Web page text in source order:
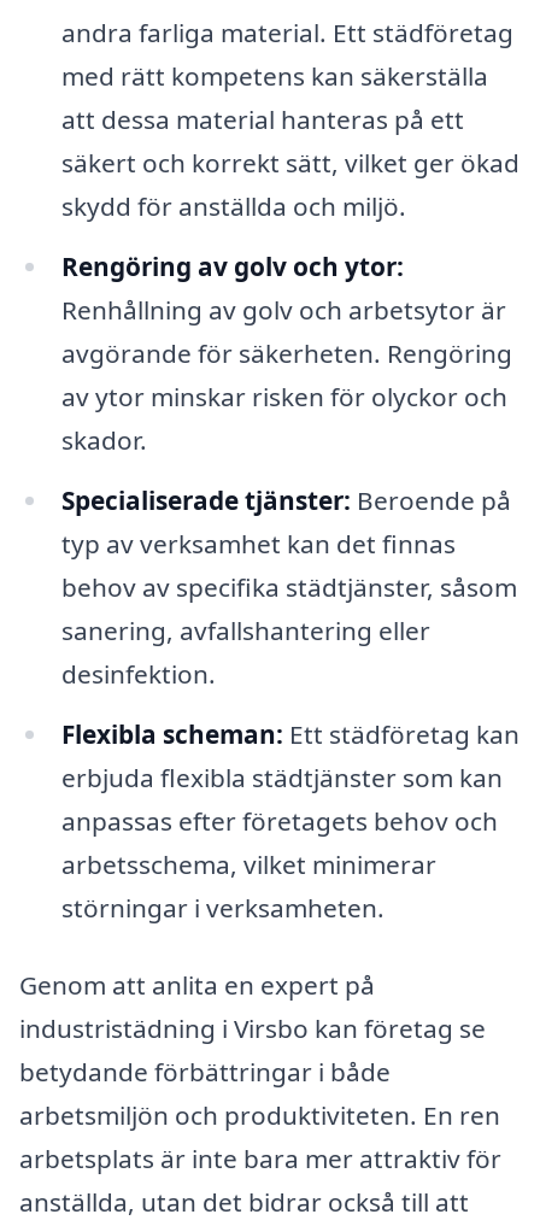
andra farliga material. Ett städföretag
med rätt kompetens kan säkerställa
att dessa material hanteras på ett
säkert och korrekt sätt, vilket ger ökad
skydd för anställda och miljö.
Rengöring av golv och ytor:
Renhållning av golv och arbetsytor är
avgörande för säkerheten. Rengöring
av ytor minskar risken för olyckor och
skador.
Specialiserade tjänster: Beroende på
typ av verksamhet kan det finnas
behov av specifika städtjänster, såsom
sanering, avfallshantering eller
desinfektion.
Flexibla scheman: Ett städföretag kan
erbjuda flexibla städtjänster som kan
anpassas efter företagets behov och
arbetsschema, vilket minimerar
störningar i verksamheten.
Genom att anlita en expert på
industristädning i Virsbo kan företag se
betydande förbättringar i både
arbetsmiljön och produktiviteten. En ren
arbetsplats är inte bara mer attraktiv för
anställda, utan det bidrar också till att